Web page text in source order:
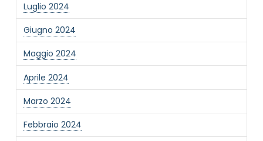
Luglio 2024
Giugno 2024
Maggio 2024
Aprile 2024
Marzo 2024
Febbraio 2024
Informativa Privacy*
Ho preso visione dell'informativa privacy
Privacy Policy completa
Newsletter
Desidero rimanere aggiornato sulle ultime
novità dell'Associazione tramite l'iscrizione alla
newsletter